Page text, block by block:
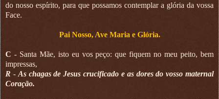
do nosso espírito, para que possamos contemplar a glória da vossa
Face.
Pai Nosso, Ave Maria e Glória.
C - Santa Mãe, isto eu vos peço: que fiquem no meu peito, bem
impressas,
R - As chagas de Jesus crucificado e as dores do vosso maternal
Coração.